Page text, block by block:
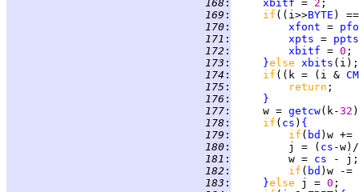
168 : xbitf = 2
169 : if ((i>>BYTE )
170 : xfont =
171 : xpts = ppts
172 : xbitf = 0
173 : }else xbits
174 : if ((k = (i &
175 : return
176 :
}
177 :
     w =
getcw(k-32
178 : if ( cs ) {
179 : if ( bd )w +=
180 :
         j = (
cs -w)/
181 :
         w =
cs
182 : if ( bd )w -=
183 : }else j = 0